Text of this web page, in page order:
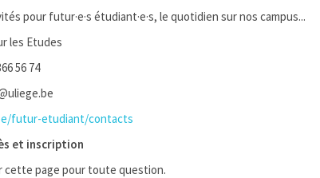
pour futur·e·s étudiant·e·s, le quotidien sur nos campus...
les Etudes
56 74
futur-etudiant/contacts
et inscription
cette page pour toute question.